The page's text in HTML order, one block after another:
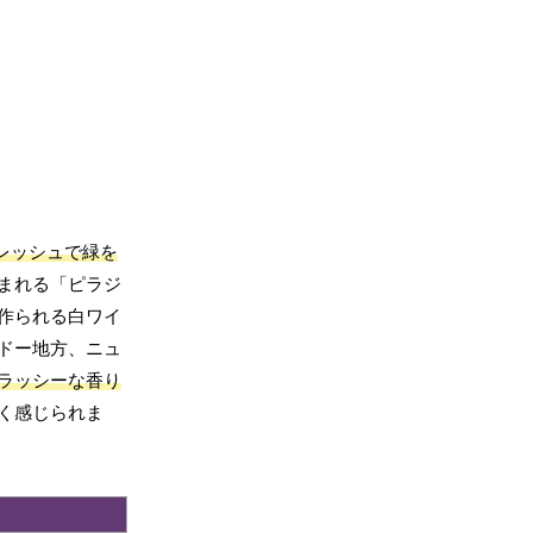
ッシュで緑を
れる「ピラジ
られる白ワイ
ー地方、ニュ
ッシーな香り
感じられま